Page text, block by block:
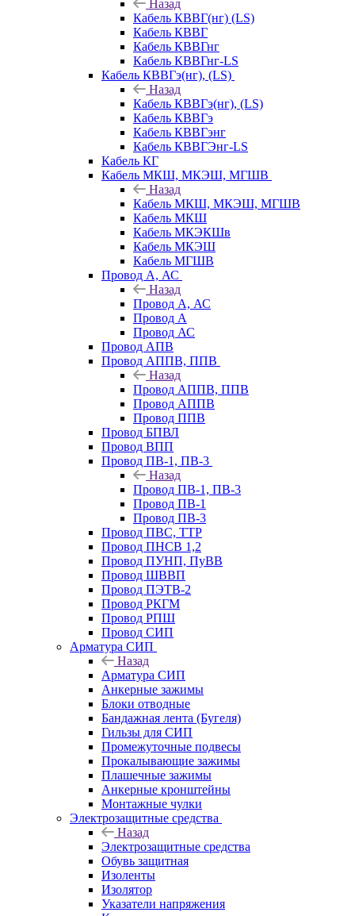
Назад
Кабель КВВГ(нг) (LS)
Кабель КВВГ
Кабель КВВГнг
Кабель КВВГнг-LS
Кабель КВВГэ(нг), (LS)
Назад
Кабель КВВГэ(нг), (LS)
Кабель КВВГэ
Кабель КВВГэнг
Кабель КВВГЭнг-LS
Кабель КГ
Кабель МКШ, МКЭШ, МГШВ
Назад
Кабель МКШ, МКЭШ, МГШВ
Кабель МКШ
Кабель МКЭКШв
Кабель МКЭШ
Кабель МГШВ
Провод А, АС
Назад
Провод А, АС
Провод А
Провод АС
Провод АПВ
Провод АППВ, ППВ
Назад
Провод АППВ, ППВ
Провод АППВ
Провод ППВ
Провод БПВЛ
Провод ВПП
Провод ПВ-1, ПВ-3
Назад
Провод ПВ-1, ПВ-3
Провод ПВ-1
Провод ПВ-3
Провод ПВС, ТТР
Провод ПНСВ 1,2
Провод ПУНП, ПуВВ
Провод ШВВП
Провод ПЭТВ-2
Провод РКГМ
Провод РПШ
Провод СИП
Арматура СИП
Назад
Арматура СИП
Анкерные зажимы
Блоки отводные
Бандажная лента (Бугеля)
Гильзы для СИП
Промежуточные подвесы
Прокалывающие зажимы
Плашечные зажимы
Анкерные кронштейны
Монтажные чулки
Электрозащитные средства
Назад
Электрозащитные средства
Обувь защитная
Изоленты
Изолятор
Указатели напряжения